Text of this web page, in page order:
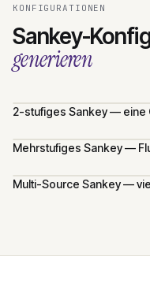
KONFIGURATIONEN
Sankey-
generieren
2-stufiges Sankey — eine
Mehrstufiges Sankey —
Multi-Source Sankey —